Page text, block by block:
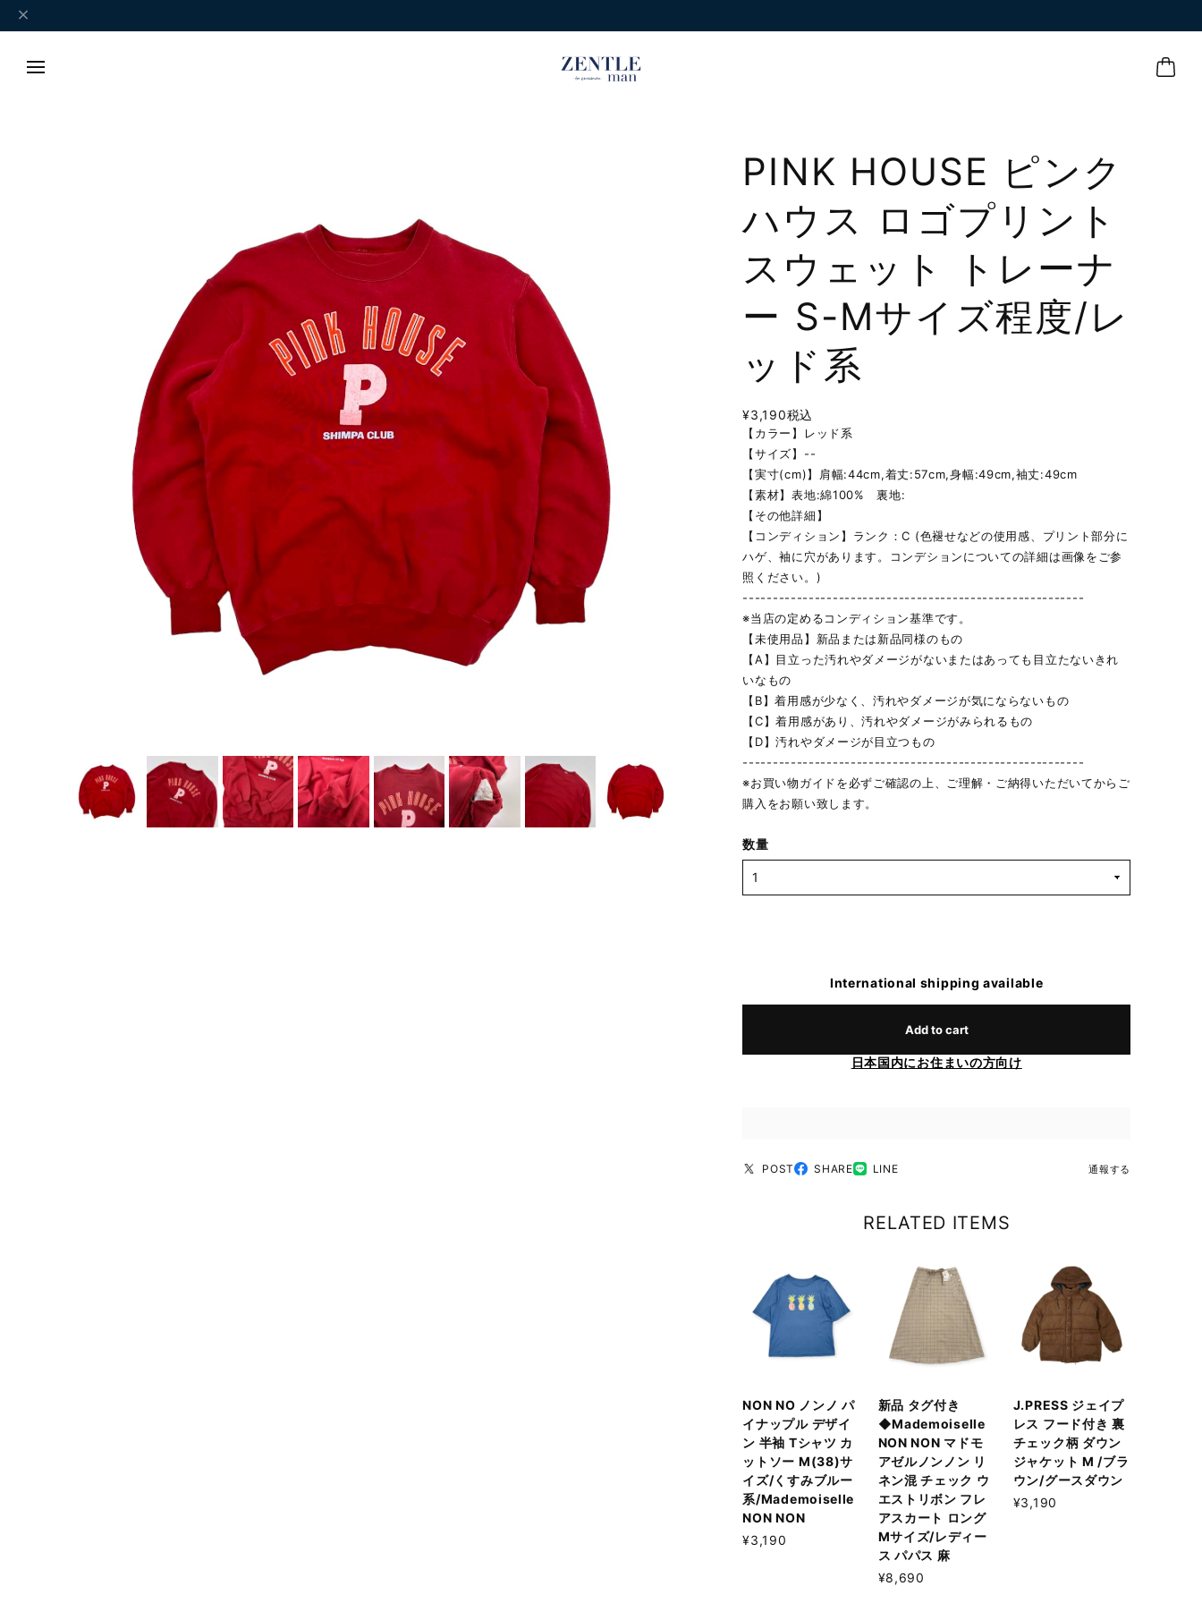
PINK HOUSE ピンク
ハウス ロゴプリント
スウェット トレーナ
ー S-Mサイズ程度/レ
ッド系
¥3,190税込
【カラー】レッド系
【サイズ】--
【実寸(cm)】肩幅:44cm,着丈:57cm,身幅:49cm,袖丈:49cm
【素材】表地:綿100% 裏地:
【その他詳細】
【コンディション】ランク：C (色褪せなどの使用感、プリント部分に
ハゲ、袖に穴があります。コンデションについての詳細は画像をご参
照ください。)
---------------------------------------------------------
※当店の定めるコンディション基準です。
【未使用品】新品または新品同様のもの
【A】目立った汚れやダメージがないまたはあっても目立たないきれ
いなもの
【B】着用感が少なく、汚れやダメージが気にならないもの
【C】着用感があり、汚れやダメージがみられるもの
【D】汚れやダメージが目立つもの
---------------------------------------------------------
※お買い物ガイドを必ずご確認の上、ご理解・ご納得いただいてからご
購入をお願い致します。
数量
International shipping available
Add to cart
日本国内にお住まいの方向け
POST SHARE LINE 通報する
RELATED ITEMS
NON NO ノンノ パ
イナップル デザイ
ン 半袖 Tシャツ カ
ットソー M(38)サ
イズ/くすみブルー
系/Mademoiselle
NON NON
¥3,190
新品 タグ付き
◆Mademoiselle
NON NON マドモ
アゼルノンノン リ
ネン混 チェック ウ
エストリボン フレ
アスカート ロング
Mサイズ/レディー
ス パパス 麻
¥8,690
J.PRESS ジェイプ
レス フード付き 裏
チェック柄 ダウン
ジャケット M /ブラ
ウン/グースダウン
¥3,190